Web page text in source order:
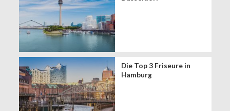
Die Top 3 Friseure in
Hamburg